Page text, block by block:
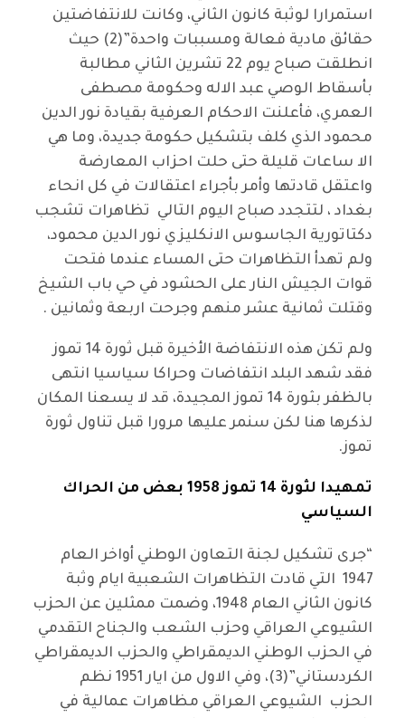
استمرارا لوثبة كانون الثاني، وكانت للانتفاضتين
حقائق مادية فعالة ومسببات واحدة”(2) حيث
انطلقت صباح يوم 22 تشرين الثاني مطالبة
بأسقاط الوصي عبد الاله وحكومة مصطفى
العمري، فأعلنت الاحكام العرفية بقيادة نور الدين
محمود الذي كلف بتشكيل حكومة جديدة، وما هي
الا ساعات قليلة حتى حلت احزاب المعارضة
واعتقل قادتها وأمر بأجراء اعتقالات في كل انحاء
بغداد ، لتتجدد صباح اليوم التالي تظاهرات تشجب
دكتاتورية الجاسوس الانكليزي نور الدين محمود،
ولم تهدأ التظاهرات حتى المساء عندما فتحت
قوات الجيش النار على الحشود في حي باب الشيخ
وقتلت ثمانية عشر منهم وجرحت اربعة وثمانين .
ولم تكن هذه الانتفاضة الأخيرة قبل ثورة 14 تموز
فقد شهد البلد انتفاضات وحراكا سياسيا انتهى
بالظفر بثورة 14 تموز المجيدة، قد لا يسعنا المكان
لذكرها هنا لكن سنمر عليها مرورا قبل تناول ثورة
تموز.
تمهيدا لثورة 14 تموز 1958 بعض من الحراك
السياسي
“جرى تشكيل لجنة التعاون الوطني أواخر العام
1947 التي قادت التظاهرات الشعبية ايام وثبة
كانون الثاني العام 1948، وضمت ممثلين عن الحزب
الشيوعي العراقي وحزب الشعب والجناح التقدمي
في الحزب الوطني الديمقراطي والحزب الديمقراطي
الكردستاني”(3)، وفي الاول من ايار 1951 نظم
الحزب الشيوعي العراقي مظاهرات عمالية في